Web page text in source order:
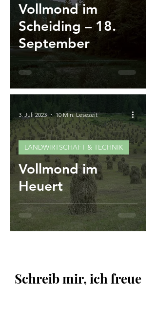
Vollmond im
Scheiding – 18.
September
Vollmond im
Heuert
LANDWIRTSCHAFT & TECHNIK
3. Juli 2023 10 Min. Lesezeit
Schreib mir, ich freue